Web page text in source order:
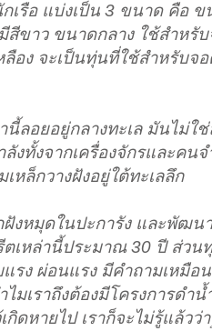
รือ แบ่งเป็น 3 ขนาด คือ ข
ขาว ขนาดกลาง ใช้สำหรับ
อง จะเป็นทุ่นที่ใช้สำหรับจ
นี้ลอยอยู่กลางทะเล มันไม่ใ
งทั้งจากเครื่องจักรและคน
หล็กวางฝังอยู่ใต้ทะเลลึก
งหมุดในปะการัง และพัฒน
เหล่านี้ประมาณ 30 ปี ส่ว
ง ผ่อนแรง มีคำถามเหมือ
เราถึงต้องมีโครงการดำ
ดหายไป เราก็จะไม่รู้แล้ว